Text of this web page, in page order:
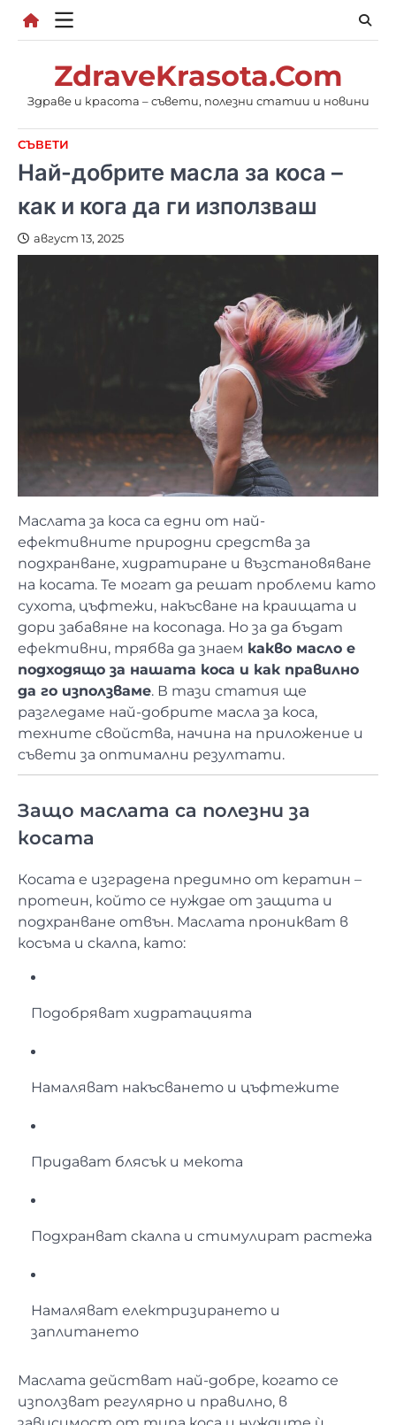
Skip
ZdraveKrasota.Com
Здраве и красота – съвети, полезни статии и новини
СЪВЕТИ
Най-добрите масла за коса –
как и кога да ги използваш
август 13, 2025
Маслата за коса са едни от най-
ефективните природни средства за
подхранване, хидратиране и възстановяване
на косата. Те могат да решат проблеми като
сухота, цъфтежи, накъсване на краищата и
дори забавяне на косопада. Но за да бъдат
ефективни, трябва да знаем какво масло е
подходящо за нашата коса и как правилно
да го използваме. В тази статия ще
разгледаме най-добрите масла за коса,
техните свойства, начина на приложение и
съвети за оптимални резултати.
Защо маслата са полезни за
косата
Косата е изградена предимно от кератин –
протеин, който се нуждае от защита и
подхранване отвън. Маслата проникват в
косъма и скалпа, като:
Подобряват хидратацията
Намаляват накъсването и цъфтежите
Придават блясък и мекота
Подхранват скалпа и стимулират растежа
Намаляват електризирането и
заплитането
Маслата действат най-добре, когато се
използват регулярно и правилно, в